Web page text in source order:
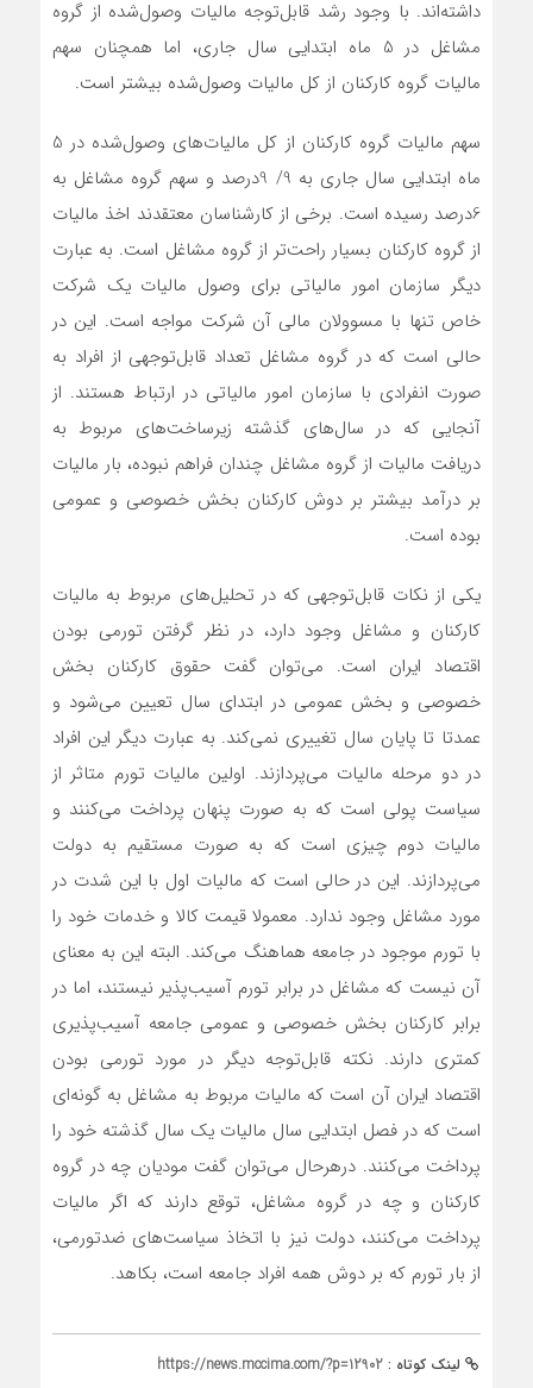
داشته‌اند. با وجود رشد قابل‌توجه مالیات وصول‌شده از گروه
مشاغل در 5 ماه ابتدایی سال جاری، اما همچنان سهم
مالیات گروه کارکنان از کل مالیات وصول‌شده بیشتر است.
سهم مالیات گروه کارکنان از کل مالیات‌های وصول‌شده در 5
ماه ابتدایی سال جاری به 9/ 9درصد و سهم گروه مشاغل به
6درصد رسیده است. برخی از کارشناسان معتقدند اخذ مالیات
از گروه کارکنان بسیار راحت‌تر از گروه مشاغل است. به عبارت
دیگر سازمان امور مالیاتی برای وصول مالیات یک شرکت
خاص تنها با مسوولان مالی آن شرکت مواجه است. این در
حالی است که در گروه مشاغل تعداد قابل‌توجهی از افراد به
صورت انفرادی با سازمان امور مالیاتی در ارتباط هستند. از
آنجایی که در سال‌های گذشته زیرساخت‌های مربوط به
دریافت مالیات از گروه مشاغل چندان فراهم نبوده، بار مالیات
بر درآمد بیشتر بر دوش کارکنان بخش خصوصی و عمومی
بوده است.
یکی از نکات قابل‌توجهی که در تحلیل‌های مربوط به مالیات
کارکنان و مشاغل وجود دارد، در نظر گرفتن تورمی بودن
اقتصاد ایران است. می‌توان گفت حقوق کارکنان بخش
خصوصی و بخش عمومی در ابتدای سال تعیین می‌شود و
عمدتا تا پایان سال تغییری نمی‌کند. به عبارت دیگر این افراد
در دو مرحله مالیات می‌پردازند. اولین مالیات تورم متاثر از
سیاست پولی است که به صورت پنهان پرداخت می‌کنند و
مالیات دوم چیزی است که به صورت مستقیم به دولت
می‌پردازند. این در حالی است که مالیات اول با این شدت در
مورد مشاغل وجود ندارد. معمولا قیمت کالا و خدمات خود را
با تورم موجود در جامعه هماهنگ می‌کند. البته این به معنای
آن نیست که مشاغل در برابر تورم آسیب‌پذیر نیستند، اما در
برابر کارکنان بخش خصوصی و عمومی جامعه آسیب‌پذیری
کمتری دارند. نکته قابل‌توجه دیگر در مورد تورمی بودن
اقتصاد ایران آن است که مالیات مربوط به مشاغل به گونه‌ای
است که در فصل ابتدایی سال مالیات یک سال گذشته خود را
پرداخت می‌کنند. در‌هر‌حال می‌توان گفت مودیان چه در گروه
کارکنان و چه در گروه مشاغل، توقع دارند که اگر مالیات
پرداخت می‌کنند، دولت نیز با اتخاذ سیاست‌های ضد‌تورمی،
از بار تورم که بر دوش همه افراد جامعه است، بکاهد.
لینک کوتاه : https://news.mccima.com/?p=12902